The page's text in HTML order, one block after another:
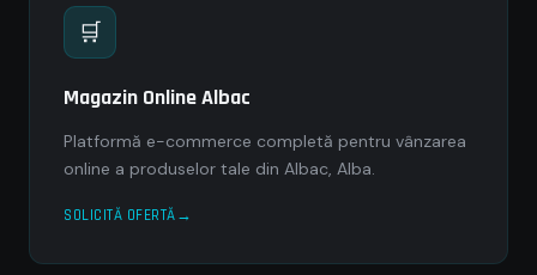
🛒
Magazin Online Albac
Platformă e-commerce completă pentru vânzarea
online a produselor tale din Albac, Alba.
SOLICITĂ OFERTĂ